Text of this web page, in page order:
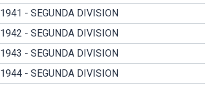
1941 - SEGUNDA DIVISION
1942 - SEGUNDA DIVISION
1943 - SEGUNDA DIVISION
1944 - SEGUNDA DIVISION